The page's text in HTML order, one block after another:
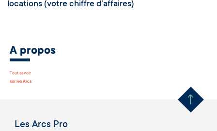
locations (votre chiffre d’affaires)
A propos
Tout savoir
sur les Arcs
Remonter
Les Arcs Pro